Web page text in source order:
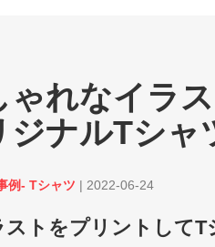
ゃれなイラ
ジナルTシャ
例- Tシャツ | 2022-06-24
ストをプリントしてT